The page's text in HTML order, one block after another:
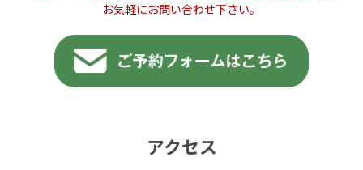
お気軽にお問い合わせ下さい。
アクセス